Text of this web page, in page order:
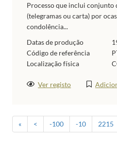
Processo que inclui conjunto
(telegramas ou carta) por
condolência...
Datas de produção
Código de referência
Localização física
Ver registo
« < -100 -10 2215